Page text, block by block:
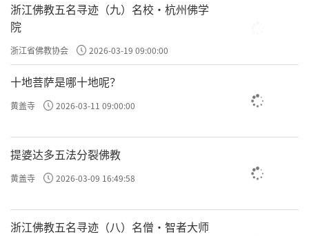
浙江佛教五名寻迹（九）名校·杭州佛学
院
浙江省佛教协会 2026-03-19 09:00:00
十地菩萨是哪十地呢？
黄盖寺 2026-03-11 09:00:00
提婆达多五法分裂佛教
黄盖寺 2026-03-09 16:49:58
浙江佛教五名寻迹（八）名僧·智者大师